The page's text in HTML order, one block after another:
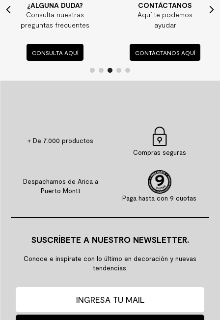
¿ALGUNA DUDA?
Consulta nuestras
preguntas frecuentes
CONSULTA AQUÍ
CONTÁCTANOS
Aquí te podemos
ayudar
CONTÁCTANOS AQUÍ
+ De 7.000 productos
Compras seguras
Despachamos de Arica a
Puerto Montt
Paga hasta con 9 cuotas
SUSCRÍBETE A NUESTRO NEWSLETTER.
Conoce e inspírate con lo último en decoración y nuevas
tendencias.